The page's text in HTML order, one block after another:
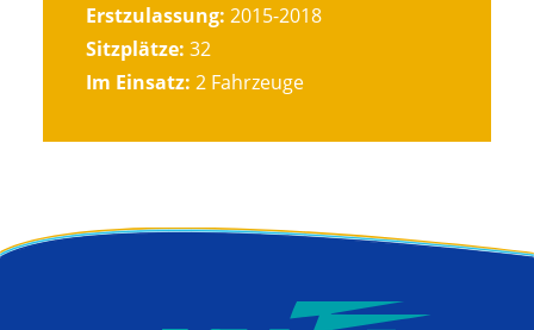
Erstzulassung: 2015-2018
Sitzplätze: 32
Im Einsatz: 2 Fahrzeuge